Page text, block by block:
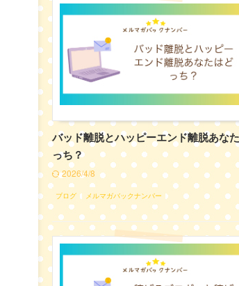
バッド離脱とハッピーエンド離脱あな
っち？
2026/4/8
ブログ メルマガバックナンバー